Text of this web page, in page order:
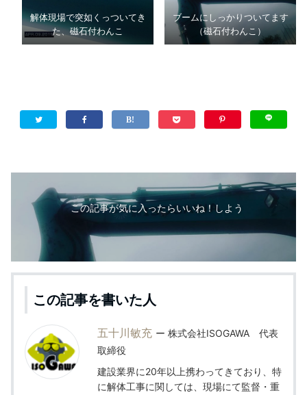
解体現場で突如くっついてき
た、磁石付わんこ
ブームにしっかりついてます
（磁石付わんこ）
この記事が気に入ったらいいね！しよう
この記事を書いた人
五十川敏充
株式会社ISOGAWA 代表
取締役
建設業界に20年以上携わってきており、特
に解体工事に関しては、現場にて監督・重